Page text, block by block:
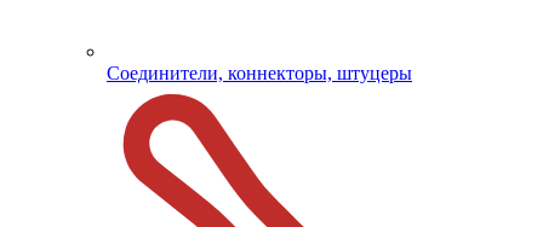
Соединители, коннекторы, штуцеры